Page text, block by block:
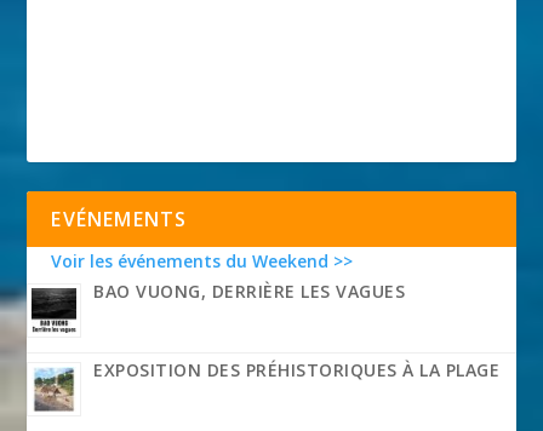
EVÉNEMENTS
Voir les événements du Weekend >>
BAO VUONG, DERRIÈRE LES VAGUES
EXPOSITION DES PRÉHISTORIQUES À LA PLAGE